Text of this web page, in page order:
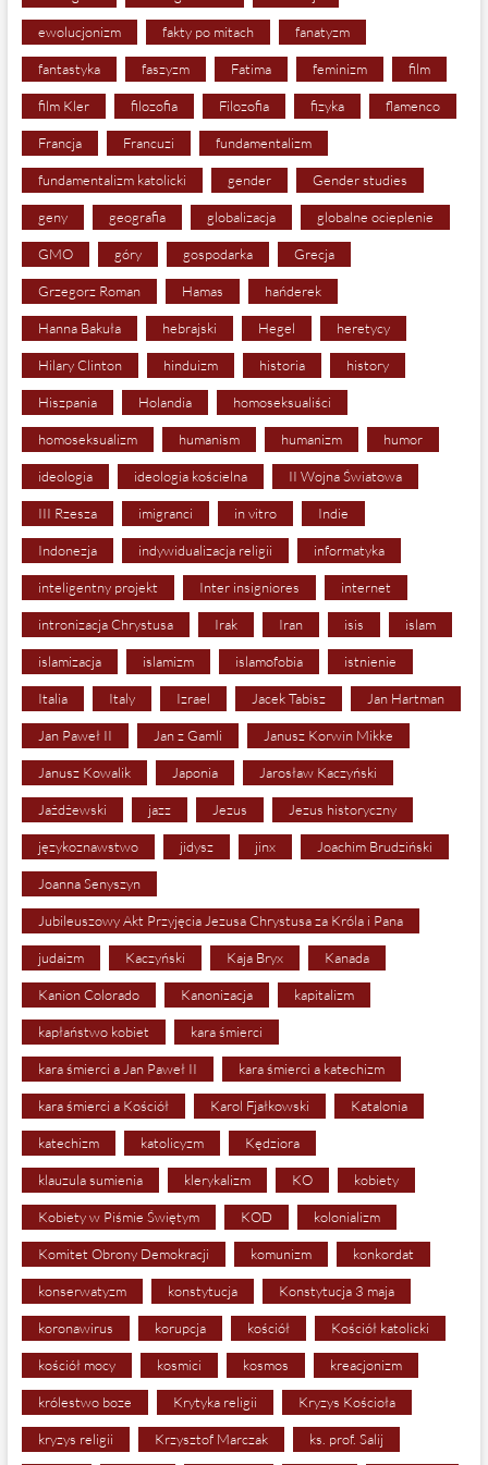
ewolucjonizm fakty po mitach fanatyzm
fantastyka faszyzm Fatima feminizm film
film Kler filozofia Filozofia fizyka flamenco
Francja Francuzi fundamentalizm
fundamentalizm katolicki gender Gender studies
geny geografia globalizacja globalne ocieplenie
GMO góry gospodarka Grecja
Grzegorz Roman Hamas hańderek
Hanna Bakuła hebrajski Hegel heretycy
Hilary Clinton hinduizm historia history
Hiszpania Holandia homoseksualiści
homoseksualizm humanism humanizm humor
ideologia ideologia kościelna II Wojna Światowa
III Rzesza imigranci in vitro Indie
Indonezja indywidualizacja religii informatyka
inteligentny projekt Inter insigniores internet
intronizacja Chrystusa Irak Iran isis islam
islamizacja islamizm islamofobia istnienie
Italia Italy Izrael Jacek Tabisz Jan Hartman
Jan Paweł II Jan z Gamli Janusz Korwin Mikke
Janusz Kowalik Japonia Jarosław Kaczyński
Jażdżewski jazz Jezus Jezus historyczny
językoznawstwo jidysz jinx Joachim Brudziński
Joanna Senyszyn
Jubileuszowy Akt Przyjęcia Jezusa Chrystusa za Króla i Pana
judaizm Kaczyński Kaja Bryx Kanada
Kanion Colorado Kanonizacja kapitalizm
kapłaństwo kobiet kara śmierci
kara śmierci a Jan Paweł II kara śmierci a katechizm
kara śmierci a Kościół Karol Fjałkowski Katalonia
katechizm katolicyzm Kędziora
klauzula sumienia klerykalizm KO kobiety
Kobiety w Piśmie Świętym KOD kolonializm
Komitet Obrony Demokracji komunizm konkordat
konserwatyzm konstytucja Konstytucja 3 maja
koronawirus korupcja kościół Kościół katolicki
kościół mocy kosmici kosmos kreacjonizm
królestwo boze Krytyka religii Kryzys Kościoła
kryzys religii Krzysztof Marczak ks. prof. Salij